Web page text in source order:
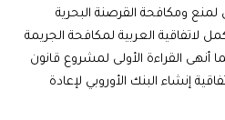
لمنع ومكافحة القرصنة البحرية
لاتفاقية العربية لمكافحة الجريمة
أنهى القراءة الأولى لمشروع قانون
إنشاء البنك الأوروبي لإعادة